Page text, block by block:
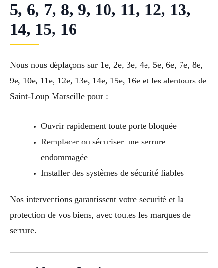
5, 6, 7, 8, 9, 10, 11, 12, 13,
14, 15, 16
Nous nous déplaçons sur 1e, 2e, 3e, 4e, 5e, 6e, 7e, 8e,
9e, 10e, 11e, 12e, 13e, 14e, 15e, 16e et les alentours de
Saint-Loup Marseille pour :
Ouvrir rapidement toute porte bloquée
Remplacer ou sécuriser une serrure
endommagée
Installer des systèmes de sécurité fiables
Nos interventions garantissent votre sécurité et la
protection de vos biens, avec toutes les marques de
serrure.